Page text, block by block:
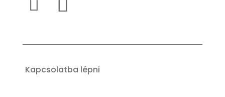
Kapcsolatba lépni